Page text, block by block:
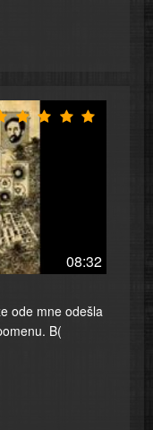
08:32
ode mne odešla
B(